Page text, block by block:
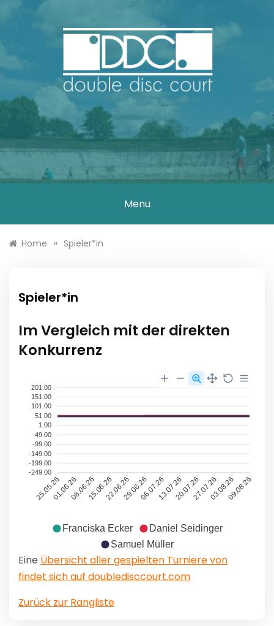
DOUBLE DISC
COURT
Menu
Home » Spieler*in
Spieler*in
Im Vergleich mit der direkten
Konkurrenz
201.00
151.00
101.00
51.00
1.00
-49.00
-99.00
-149.00
-199.00
-249.00
25.05.2601.06.2608.06.2615.06.2622.06.2629.06.2606.07.2613.07.2620.07.2627.07.2603.08.2609.08.26
Franciska Ecker
Daniel Seidinger
Samuel Müller
Eine Übersicht aller gespielten Turniere von
findet sich auf doubledisccourt.com
Zurück zur Rangliste